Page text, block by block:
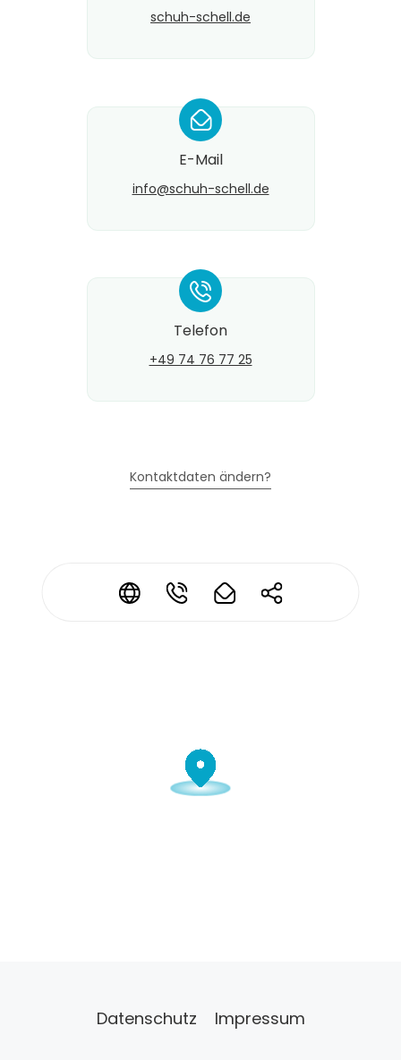
* * * *
schuh-schell.de
*
E-Mail
info@​schuh-schell.de
*
Telefon
+49 74 76 77 25
Kontaktdaten ändern?
Datenschutz Impressum